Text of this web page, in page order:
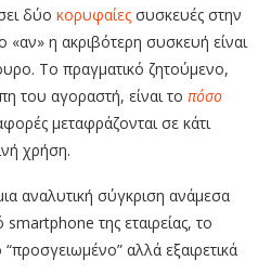
δύο κορυφαίες συσκευές στην
«αν» η ακριβότερη συσκευή είναι
Το πραγματικό ζητούμενο,
του αγοραστή, είναι το πόσο
μεταφράζονται σε κάτι
χρήση.
αναλυτική σύγκριση ανάμεσα
της εταιρείας, το
“προσγειωμένο” αλλά εξαιρετικά